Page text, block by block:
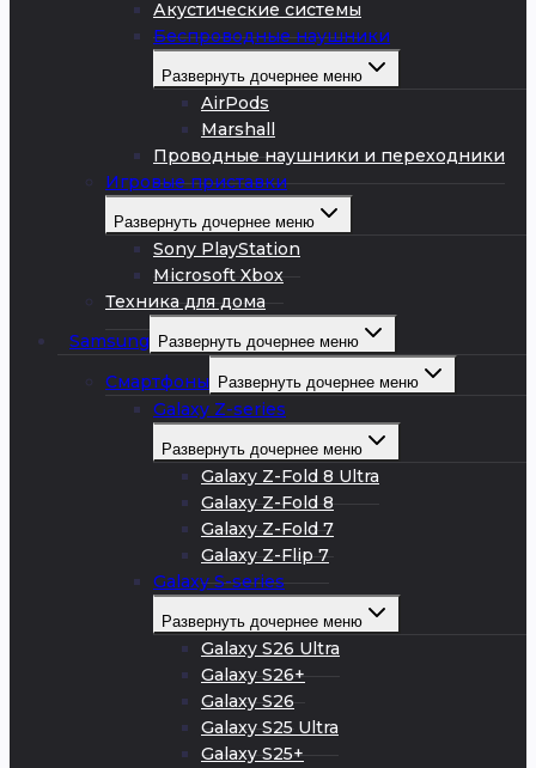
Акустические системы
Беспроводные наушники
Развернуть дочернее меню
AirPods
Marshall
Проводные наушники и переходники
Игровые приставки
Развернуть дочернее меню
Sony PlayStation
Microsoft Xbox
Техника для дома
Samsung
Развернуть дочернее меню
Смартфоны Развернуть дочернее меню
Galaxy Z-series
Развернуть дочернее меню
Galaxy Z-Fold 8 Ultra
Galaxy Z-Fold 8
Galaxy Z-Fold 7
Galaxy Z-Flip 7
Galaxy S-series
Развернуть дочернее меню
Galaxy S26 Ultra
Galaxy S26+
Galaxy S26
Galaxy S25 Ultra
Galaxy S25+